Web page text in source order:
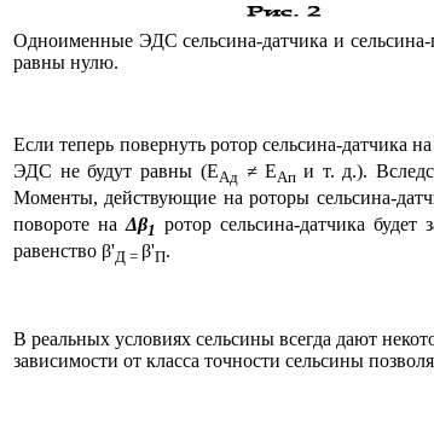
Одноименные ЭДС сельсина-датчика и
равны нулю.
Если теперь повернуть ротор сельсина-датчика
ЭДС не будут равны (ЕАд ≠ЕАп и т. д.).
Моменты, действующие на роторы сельсина-
повороте на Δβ1 ротор сельсина-датчика
равенство β'Д = β'П.
В реальных условиях сельсины всегда дают
зависимости от класса точности сельсины